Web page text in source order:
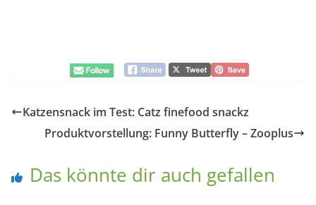
Katzensnack im Test: Catz finefood snackz
Produktvorstellung: Funny Butterfly – Zooplus
Das könnte dir auch gefallen